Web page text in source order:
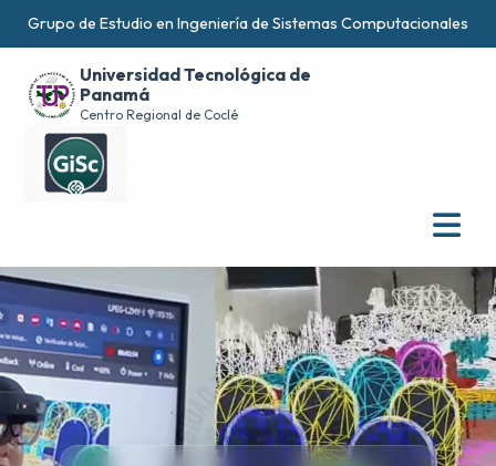
Grupo de Estudio en Ingeniería de Sistemas Computacionales
Universidad Tecnológica de
Panamá
Centro Regional de Coclé